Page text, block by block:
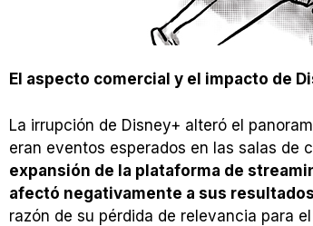
El aspecto comercial y el impacto de
La irrupción de Disney+ alteró el
eran eventos esperados en las salas de
expansión de la plataforma de
afectó negativamente a sus
razón de su pérdida de relevancia para